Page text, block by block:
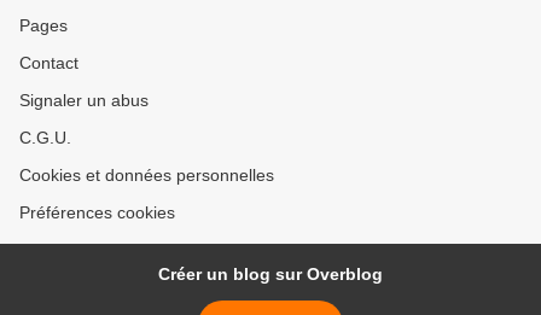
Pages
Contact
Signaler un abus
C.G.U.
Cookies et données personnelles
Préférences cookies
Créer un blog sur Overblog